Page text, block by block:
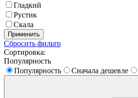
Гладкий
Рустик
Скала
Применить
Сбросить фильтр
Сортировка:
Популярность
Популярность
Сначала дешевле